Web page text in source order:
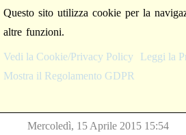
Mercoledì, 15 Aprile 2015 15:54
Questo sito utilizza cookie per la
altre funzioni.
Vedi la Cookie/Privacy Policy
Leggi la
Mostra il Regolamento GDPR